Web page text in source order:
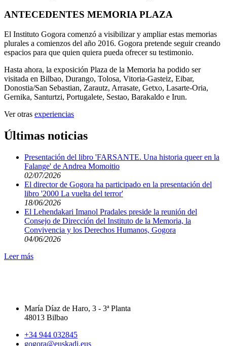
ANTECEDENTES MEMORIA PLAZA
El Instituto Gogora comenzó a visibilizar y ampliar estas memorias
plurales a comienzos del año 2016. Gogora pretende seguir creando
espacios para que quien quiera pueda ofrecer su testimonio.
Hasta ahora, la exposición Plaza de la Memoria ha podido ser
visitada en Bilbao, Durango, Tolosa, Vitoria-Gasteiz, Eibar,
Donostia/San Sebastian, Zarautz, Arrasate, Getxo, Lasarte-Oria,
Gernika, Santurtzi, Portugalete, Sestao, Barakaldo e Irun.
Ver otras experiencias
Últimas noticias
Presentación del libro 'FARSANTE. Una historia queer en la
Falange' de Andrea Momoitio
02/07/2026
El director de Gogora ha participado en la presentación del
libro '2000 La vuelta del terror'
18/06/2026
El Lehendakari Imanol Pradales preside la reunión del
Consejo de Dirección del Instituto de la Memoria, la
Convivencia y los Derechos Humanos, Gogora
04/06/2026
Leer más
María Díaz de Haro, 3 - 3ª Planta
48013 Bilbao
+34 944 032845
gogora@euskadi.eus